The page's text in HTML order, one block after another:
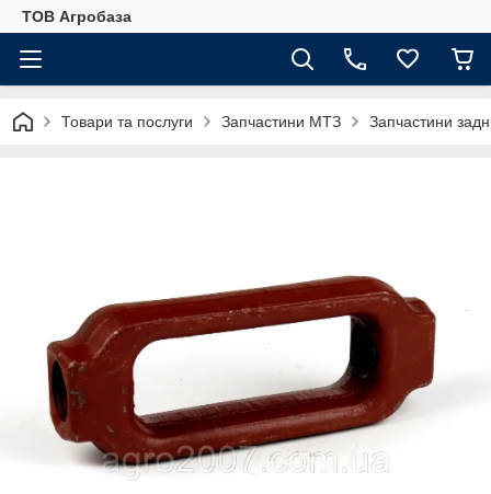
ТОВ Агробаза
Товари та послуги Запчастини МТЗ Запчастини